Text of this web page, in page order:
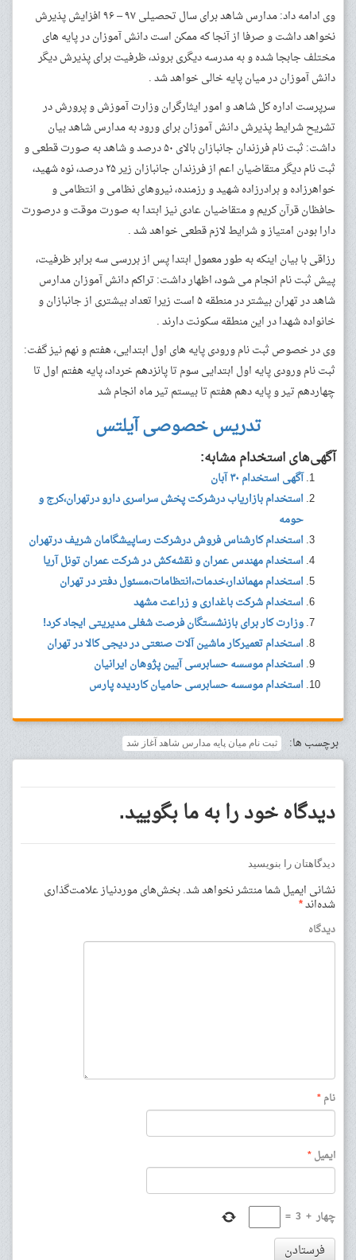
وی ادامه داد: مدارس شاهد برای سال تحصیلی ۹۷ – ۹۶ افزایش پذیرش
نخواهد داشت و صرفا از آنجا که ممکن است دانش آموزان در پایه های
مختلف جابجا شده و به مدرسه دیگری بروند، ظرفیت برای پذیرش دیگر
دانش آموزان در میان پایه خالی خواهد شد.
سرپرست اداره کل شاهد و امور ایثارگران وزارت آموزش و پرورش در
تشریح شرایط پذیرش دانش آموزان برای ورود به مدارس شاهد بیان
داشت: ثبت نام فرزندان جانبازان بالای ۵۰ درصد و شاهد به صورت قطعی و
ثبت نام دیگر متقاضیان اعم از فرزندان جانبازان زیر ۲۵ درصد، نوه شهید،
خواهرزاده و برادرزاده شهید و رزمنده، نیروهای نظامی و انتظامی و
حافظان قرآن کریم و متقاضیان عادی نیز ابتدا به صورت موقت و درصورت
دارا بودن امتیاز و شرایط لازم قطعی خواهد شد.
رزاقی با بیان اینکه به طور معمول ابتدا پس از بررسی سه برابر ظرفیت،
پیش ثبت نام انجام می شود، اظهار داشت: تراکم دانش آموزان مدارس
شاهد در تهران بیشتر در منطقه ۵ است زیرا تعداد بیشتری از جانبازان و
خانواده شهدا در این منطقه سکونت دارند.
وی در خصوص ثبت نام ورودی پایه های اول ابتدایی، هفتم و نهم نیز گفت:
ثبت نام ورودی پایه اول ابتدایی سوم تا پانزدهم خرداد، پایه هفتم اول تا
چهاردهم تیر و پایه دهم هفتم تا بیستم تیر ماه انجام شد
تدریس خصوصی آیلتس
آگهی‌های استخدام مشابه:
آگهی استخدام ۳۰ آبان
استخدام بازاریاب درشرکت پخش سراسری دارو درتهران،کرج و
حومه
استخدام کارشناس فروش درشرکت رساپیشگامان شریف درتهران
استخدام مهندس عمران و نقشه‌کش در شرکت عمران تونل آریا
استخدام مهماندار،خدمات،انتظامات،مسئول دفتر در تهران
استخدام شرکت باغداری و زراعت مشهد
وزارت کار برای بازنشستگان فرصت شغلی مدیریتی ایجاد کرد!
استخدام تعمیرکار ماشین آلات صنعتی در دیجی کالا در تهران
استخدام موسسه حسابرسی آیین پژوهان ایرانیان
استخدام موسسه حسابرسی حامیان کاردیده پارس
برچسب ها: ثبت نام میان پایه مدارس شاهد آغاز شد
دیدگاه خود را به ما بگویید.
دیدگاهتان را بنویسید
نشانی ایمیل شما منتشر نخواهد شد.بخش‌های موردنیاز علامت‌گذاری
شده‌اند*
دیدگاه
نام*
ایمیل*
چهار +
3
=
فرستادن